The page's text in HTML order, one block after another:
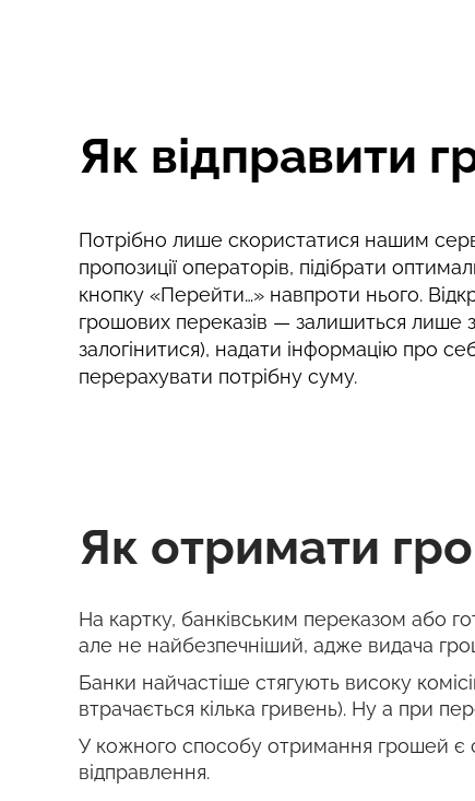
Як відправити
Потрібно лише скористатися нашим
пропозиції операторів, підібрати
кнопку «Перейти…» навпроти нього.
грошових переказів — залишиться лише
залогінитися), надати інформацію про
перерахувати потрібну суму.
Як отримати
На картку, банківським переказом або
але не найбезпечніший, адже видача
Банки найчастіше стягують високу
втрачається кілька гривень). Ну а при
У кожного способу отримання грошей є
відправлення.